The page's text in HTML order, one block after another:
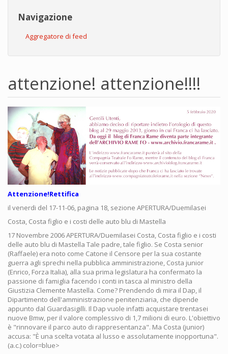
Navigazione
Aggregatore di feed
attenzione! attenzione!!!!
Attenzione!Rettifica
il venerdi del 17-11-06, pagina 18, sezione APERTURA/Duemilasei
Costa, Costa figlio e i costi delle auto blu di Mastella
17 Novembre 2006 APERTURA/Duemilasei Costa, Costa figlio e i costi
delle auto blu di Mastella Tale padre, tale figlio. Se Costa senior
(Raffaele) era noto come Catone il Censore per la sua costante
guerra agli sprechi nella pubblica amministrazione, Costa junior
(Enrico, Forza Italia), alla sua prima legislatura ha confermato la
passione di famiglia facendo i conti in tasca al ministro della
Giustizia Clemente Mastella. Come? Prendendo di mira il Dap, il
Dipartimento dell'amministrazione penitenziaria, che dipende
appunto dal Guardasigilli. Il Dap vuole infatti acquistare trentasei
nuove Bmw, per il valore complessivo di 1,7 milioni di euro. L'obiettivo
è "rinnovare il parco auto di rappresentanza". Ma Costa (junior)
accusa: "È una scelta votata al lusso e assolutamente inopportuna".
(a.c.) color=blue>